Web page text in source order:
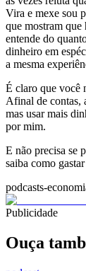
Vira e mexe sou
que mostram
entende do
dinheiro em
a mesma
É claro que você
Afinal de contas,
mas usar mais
por mim.
E não precisa se
saiba como
podcasts-
Publicidade
Ouça